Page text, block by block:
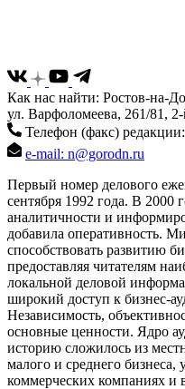
Как нас найти: Ростов-на-
ул. Варфоломеева, 261/81,
Телефон (факс) редакции:
e-mail: n@gorodn.ru
Первый номер делового
сентября 1992 года. В 2000
аналитичности и
добавила оперативность.
способствовать развитию
предоставляя читателям
локальной деловой
широкий доступ к бизнес-
Независимость,
основные ценности. Ядро
историю сложилось из
малого и среднего бизнеса,
коммерческих компаниях и